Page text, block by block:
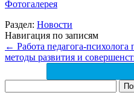
Фотогалерея
Раздел: Новости
Навигация по записям
← Работа педагога-
методы развития и